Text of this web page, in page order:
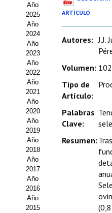
Estatutos
Hacerse socio
Noticias
Galería de Fotos
Web AIDA 2.0
REVISTA ITEA
Presentación ITEA
Equipo Editorial
Leer revista ITEA
Directrices para autores/as
Año
2025
Año
2024
Año
2023
Año
2022
Año
2021
Año
2020
Año
2019
Año
2018
Año
2017
Año
2016
Año
2015
ARTÍCULO
Autores: J.J.
Volumen:
Tipo de
Artículo:
Palabras
Clave:
Resumen: